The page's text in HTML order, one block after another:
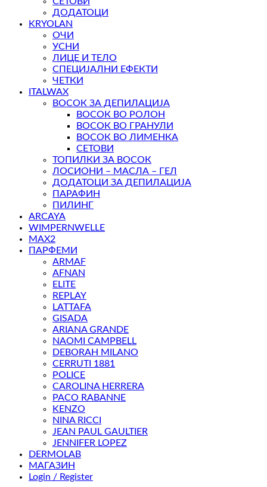
ДОДАТОЦИ
KRYOLAN
ОЧИ
УСНИ
ЛИЦЕ И ТЕЛО
СПЕЦИЈАЛНИ ЕФЕКТИ
ЧЕТКИ
ITALWAX
ВОСОК ЗА ДЕПИЛАЦИЈА
ВОСОК ВО РОЛОН
ВОСОК ВО ГРАНУЛИ
ВОСОК ВО ЛИМЕНКА
СЕТОВИ
ТОПИЛКИ ЗА ВОСОК
ЛОСИОНИ – МАСЛА – ГЕЛ
ДОДАТОЦИ ЗА ДЕПИЛАЦИЈА
ПАРАФИН
ПИЛИНГ
ARCAYA
WIMPERNWELLE
MAX2
ПАРФЕМИ
ARMAF
AFNAN
ELITE
REPLAY
LATTAFA
GISADA
ARIANA GRANDE
NAOMI CAMPBELL
DEBORAH MILANO
CERRUTI 1881
POLICE
CAROLINA HERRERA
PACO RABANNE
KENZO
NINA RICCI
JEAN PAUL GAULTIER
JENNIFER LOPEZ
DERMOLAB
МАГАЗИН
Login / Register